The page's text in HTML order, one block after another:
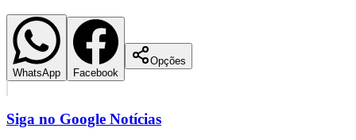
WhatsApp Facebook
Opções
Siga no Google Notícias